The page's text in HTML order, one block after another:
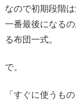
なので初期段階
一番最後になる
る布団一式。
で。
「すぐに使うも